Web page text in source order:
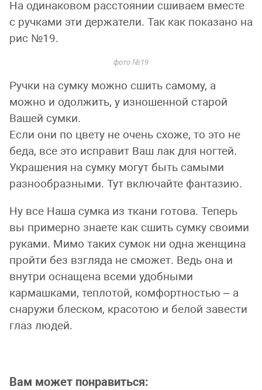
На одинаковом расстоянии сшиваем вместе
с ручками эти держатели. Так как показано на
рис №19.
фото №19
Ручки на сумку можно сшить самому, а
можно и одолжить, у изношенной старой
Вашей сумки.
Если они по цвету не очень схоже, то это не
беда, все это исправит Ваш лак для ногтей.
Украшения на сумку могут быть самыми
разнообразными. Тут включайте фантазию.
Ну все Наша сумка из ткани готова. Теперь
вы примерно знаете как сшить сумку своими
руками. Мимо таких сумок ни одна женщина
пройти без взгляда не сможет. Ведь она и
внутри оснащена всеми удобными
кармашками, теплотой, комфортностью – а
снаружи блеском, красотою и белой завести
глаз людей.
Вам может понравиться: